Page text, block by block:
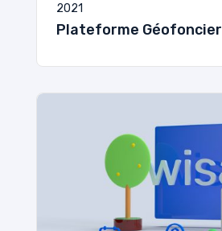
2021
Plateforme Géofoncier